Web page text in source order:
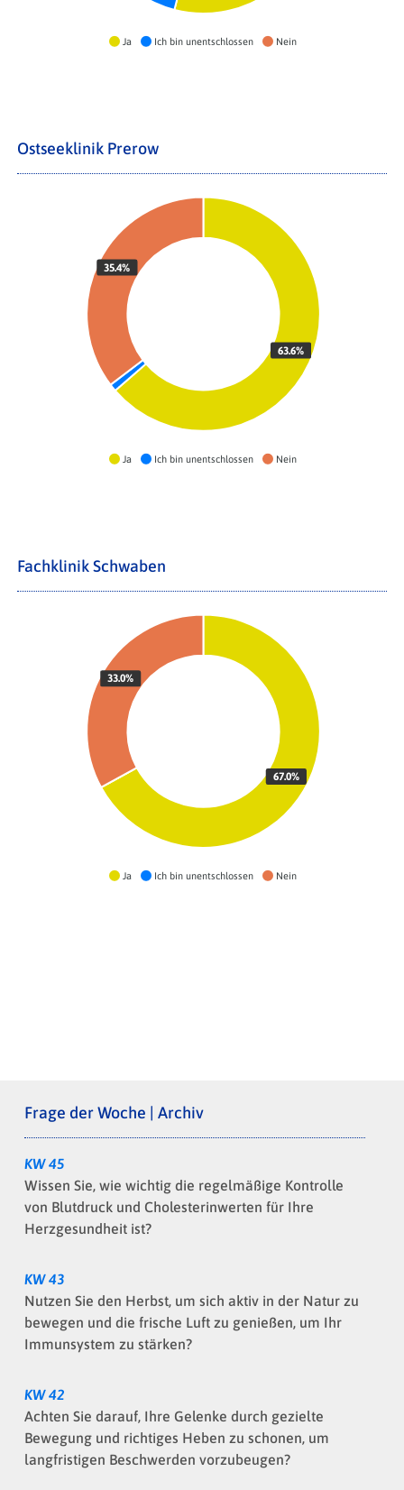
Ja Ich bin unentschlossen Nein
Ostseeklinik Prerow
Ja Ich bin unentschlossen Nein
63.6%
35.4%
Fachklinik Schwaben
Ja Ich bin unentschlossen Nein
67.0%
33.0%
Frage der Woche | Archiv
KW 45
Wissen Sie, wie wichtig die regelmäßige Kontrolle
von Blutdruck und Cholesterinwerten für Ihre
Herzgesundheit ist?
KW 43
Nutzen Sie den Herbst, um sich aktiv in der Natur zu
bewegen und die frische Luft zu genießen, um Ihr
Immunsystem zu stärken?
KW 42
Achten Sie darauf, Ihre Gelenke durch gezielte
Bewegung und richtiges Heben zu schonen, um
langfristigen Beschwerden vorzubeugen?